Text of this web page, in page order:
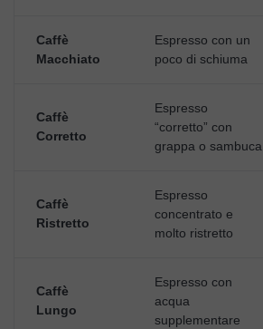
Caffè
Macchiato
Espresso con un
poco di schiuma
Caffè
Corretto
Espresso
“corretto” con
grappa o sambuca
Caffè
Ristretto
Espresso
concentrato e
molto ristretto
Caffè
Lungo
Espresso con
acqua
supplementare